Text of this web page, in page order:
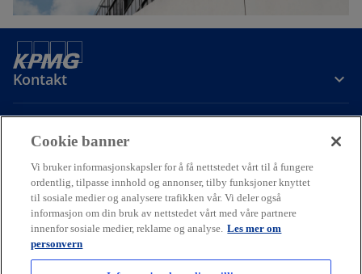
Kontakt
Om oss
Karriere
o
e
o
p
e
o
p
e
Cookie banner
Vi bruker informasjonskapsler for å få nettstedet vårt til å fungere
ordentlig, tilpasse innhold og annonser, tilby funksjoner knyttet
til sosiale medier og analysere trafikken vår. Vi deler også
informasjon om din bruk av nettstedet vårt med våre partnere
innenfor sosiale medier, reklame og analyse. Les mer om
personvern